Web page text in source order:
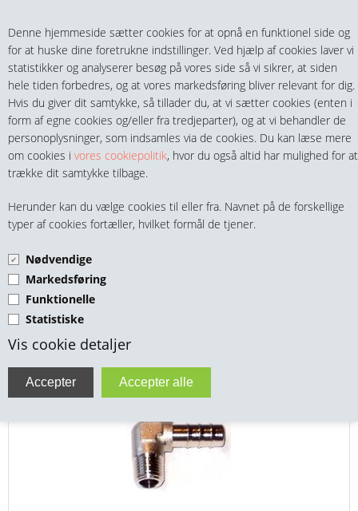
Denne hjemmeside sætter cookies for at opnå en funktionel side og
for at huske dine foretrukne indstillinger. Ved hjælp af cookies laver vi
statistikker og analyserer besøg på vores side så vi sikrer, at siden
hele tiden forbedres, og at vores markedsføring bliver relevant for dig.
Hvis du giver dit samtykke, så tillader du, at vi sætter cookies (enten i
form af egne cookies og/eller fra tredjeparter), og at vi behandler de
personoplysninger, som indsamles via de cookies. Du kan læse mere
om cookies i vores cookiepolitik, hvor du også altid har mulighed for at
trække dit samtykke tilbage.
Herunder kan du vælge cookies til eller fra. Navnet på de forskellige
typer af cookies fortæller, hvilket formål de tjener.
Nødvendige
Markedsføring
Funktionelle
Statistiske
Vis cookie detaljer
Teltech.dk 0 vare(r) i kurven
0,00 DKK
MENU
HANER & VENTILER
SLANGER, KOBLINGER & TILBEHØR
RØR & TILBEHØR
TEKNIK & AUTOMATIK
VA FITTINGS & VENTILER
ENTREPENØRARBEJDE- & UDSTYR
VINKEL SLANGENIPPEL
UDV. BSPT GEVIND
FORNIKLET MS
Vinkel Slangenippel Ø5 - 1/8" MS Forniklet